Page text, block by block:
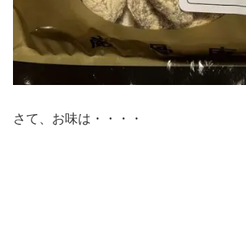
さて、お味は・・・・